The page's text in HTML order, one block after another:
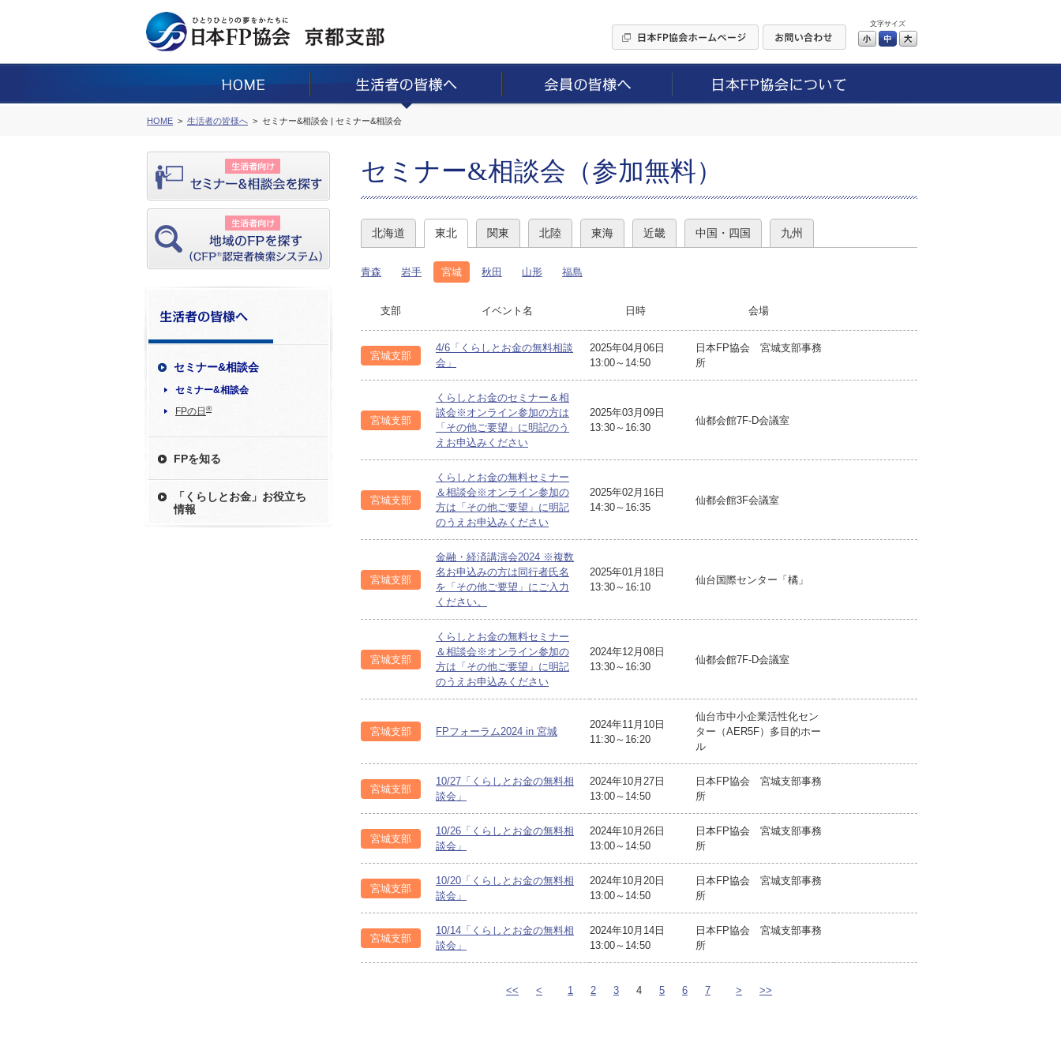
文字サイズ
小 中
HOME 生活者の皆様へ セミナー&相談会 | セミナー&相談会
セミナー&相談会
セミナー&相談会
FPの日 ®
FPを知る
「くらしとお金」お役立ち
情報
セミナー&相談会（参加無料）
北海道 東北 関東 北陸 東海 近畿 中国・四国 九州
青森 岩手 宮城 秋田 山形 福島
支部 イベント名 日時 会場
宮城支部
4/6「くらしとお金の無料相談
会」
2025年04月06日
13:00～14:50
日本FP協会 宮城支部事務
所
宮城支部
くらしとお金のセミナー＆相
談会※オンライン参加の方は
「その他ご要望」に明記のう
えお申込みください
2025年03月09日
13:30～16:30
仙都会館7F-D会議室
宮城支部
くらしとお金の無料セミナー
＆相談会※オンライン参加の
方は「その他ご要望」に明記
のうえお申込みください
2025年02月16日
14:30～16:35
仙都会館3F会議室
宮城支部
金融・経済講演会2024 ※複数
名お申込みの方は同行者氏名
を「その他ご要望」にご入力
ください。
2025年01月18日
13:30～16:10
仙台国際センター「橘」
宮城支部
くらしとお金の無料セミナー
＆相談会※オンライン参加の
方は「その他ご要望」に明記
のうえお申込みください
2024年12月08日
13:30～16:30
仙都会館7F-D会議室
宮城支部 FPフォーラム2024 in 宮城
2024年11月10日
11:30～16:20
仙台市中小企業活性化セン
ター（AER5F）多目的ホー
ル
宮城支部
10/27「くらしとお金の無料相
談会」
2024年10月27日
13:00～14:50
日本FP協会 宮城支部事務
所
宮城支部
10/26「くらしとお金の無料相
談会」
2024年10月26日
13:00～14:50
日本FP協会 宮城支部事務
所
宮城支部
10/20「くらしとお金の無料相
談会」
2024年10月20日
13:00～14:50
日本FP協会 宮城支部事務
所
宮城支部
10/14「くらしとお金の無料相
談会」
2024年10月14日
13:00～14:50
日本FP協会 宮城支部事務
所
<< < 1 2 3 4 5 6 7 > >>